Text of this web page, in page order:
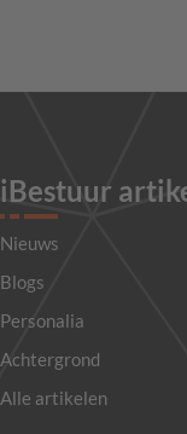
iBestuur
Nieuws
Blogs
Personalia
Achtergrond
Alle artikelen